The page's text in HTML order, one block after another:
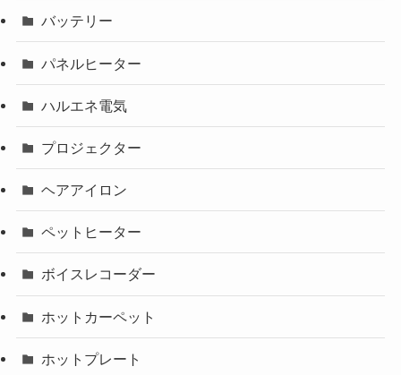
バッテリー
パネルヒーター
ハルエネ電気
プロジェクター
ヘアアイロン
ペットヒーター
ボイスレコーダー
ホットカーペット
ホットプレート